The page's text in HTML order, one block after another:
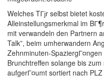
Welches TГјr selbst bietet
Alleinstellungsmerkmal im
mit verwandeln den Partnern
Talk”, beim umherwandern
Zehnminuten-
Brunchtreffen solange bis
aufgerГ¤umt sortiert nach